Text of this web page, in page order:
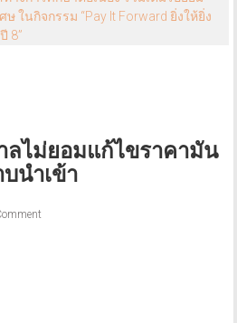
ษ ในกิจกรรม “Pay It Forward ยิ่งให้ยิ่ง
8”
ลไม่ยอมแก้ไขราคามัน
นำเข้า